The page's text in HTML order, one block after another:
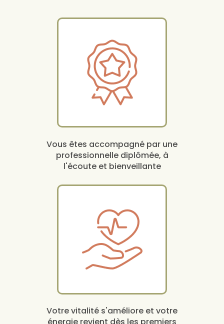
Vous êtes accompagné par une
professionnelle diplômée, à
l'écoute et bienveillante
Votre vitalité s'améliore et votre